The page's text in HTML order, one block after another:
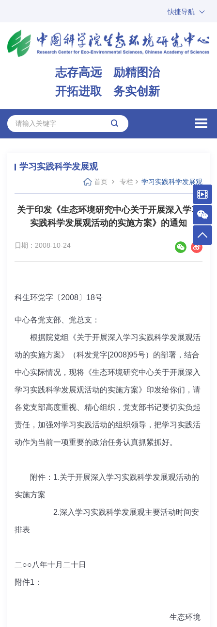
快捷导航
ARP
邮箱
志存高远 励精图治
开拓进取 务实创新
学习实践科学发展观
首页 专栏 学习实践科学发展观
关于印发《生态环境研究中心关于开展深入学习
实践科学发展观活动的实施方案》的通知
日期：2008-10-24
科生环党字〔2008〕18号
中心各党支部、党总支：
根据院党组《关于开展深入学习实践科学发展观活
动的实施方案》（科发党字[2008]95号）的部署，结合
中心实际情况，现将《生态环境研究中心关于开展深入
学习实践科学发展观活动的实施方案》印发给你们，请
各党支部高度重视、精心组织，党支部书记要切实负起
责任，加强对学习实践活动的组织领导，把学习实践活
动作为当前一项重要的政治任务认真抓紧抓好。
附件：1.关于开展深入学习实践科学发展观活动的
实施方案
2.深入学习实践科学发展观主要活动时间安
排表
二○○八年十月二十日
附件1：
生态环境